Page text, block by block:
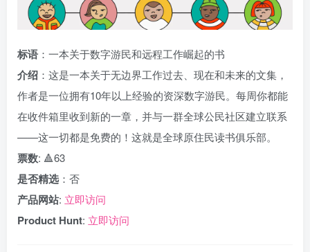
标语 ：一本关于数字游民和远程工作崛起的书
介绍 ：这是一本关于无边界工作过去、现在和未来的文集，
作者是一位拥有10年以上经验的资深数字游民。每周你都能
在收件箱里收到新的一章，并与一群全球公民社区建立联系
——这一切都是免费的！这就是全球原住民读书俱乐部。
票数: 🔺63
是否精选 ：否
产品网站: 立即访问
Product Hunt: 立即访问